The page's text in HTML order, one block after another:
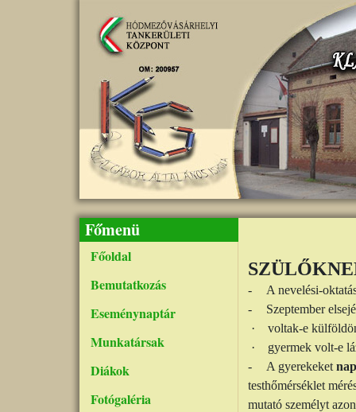
Főmenü
Főoldal
Bemutatkozás
Eseménynaptár
Munkatársak
Diákok
Fotógaléria
-
A nevelési-
-
Szeptember
·
voltak-e
·
gyermek volt-e
-
A gyerekeket
testhőmérséklet
mutató személyt